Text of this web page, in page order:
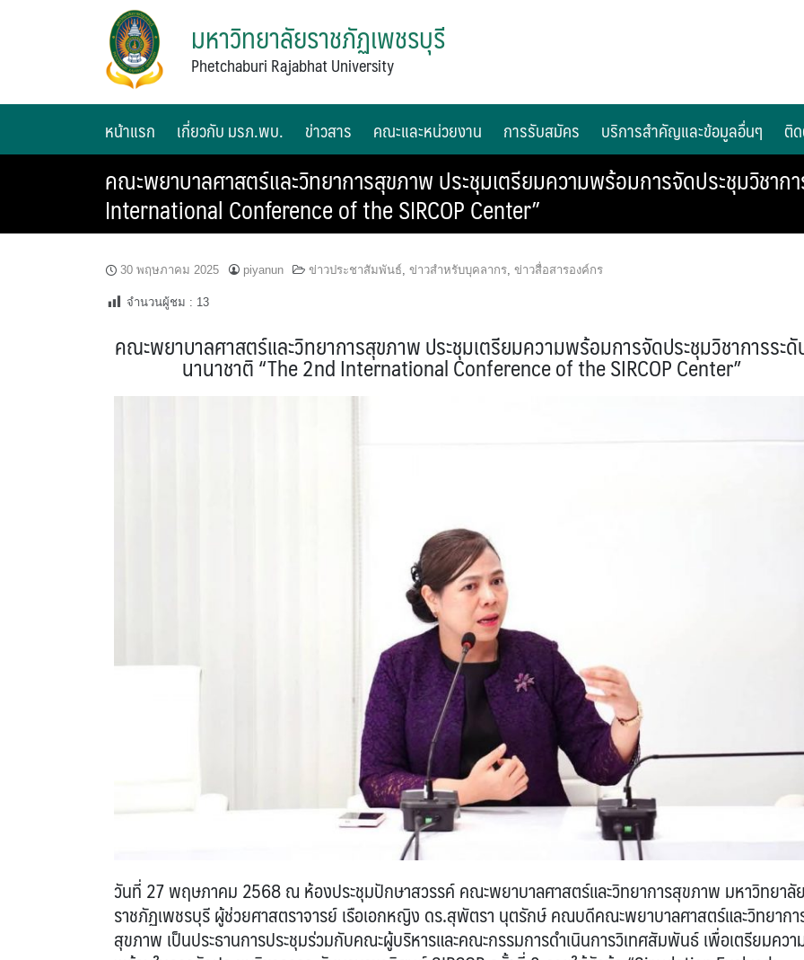
มหาวิทยาลัยราชภัฏเพชรบุรี
Phetchaburi Rajabhat University
หน้าแรก เกี่ยวกับ มรภ.พบ. ข่าวสาร คณะและหน่วยงาน การรับสมัคร บริการสำคัญและข้อมูลอื่นๆ ติ
คณะพยาบาลศาสตร์และวิทยาการสุขภาพ ประชุมเตรียมความพร้อมการจัดประชุมวิชาก
International Conference of the SIRCOP Center”
30 พฤษภาคม 2025 piyanun ข่าวประชาสัมพันธ์, ข่าวสำหรับบุคลากร, ข่าวสื่อสารองค์กร
จำนวนผู้ชม : 13
คณะพยาบาลศาสตร์และวิทยาการสุขภาพ ประชุมเตรียมความพร้อมการจัดประชุมวิชาการระดั
นานาชาติ “The 2nd International Conference of the SIRCOP Center”
วันที่ 27 พฤษภาคม 2568 ณ ห้องประชุมปักษาสวรรค์ คณะพยาบาลศาสตร์และวิทยาการสุขภาพ มหาวิทยาลัย
ราชภัฏเพชรบุรี ผู้ช่วยศาสตราจารย์ เรือเอกหญิง ดร.สุพัตรา นุตรักษ์ คณบดีคณะพยาบาลศาสตร์และวิทยาก
สุขภาพ เป็นประธานการประชุมร่วมกับคณะผู้บริหารและคณะกรรมการดำเนินการวิเทศสัมพันธ์ เพื่อเตรียมควา